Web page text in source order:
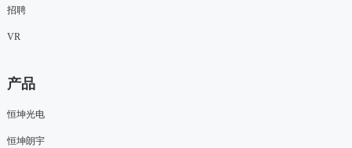
招聘
VR
产品
恒坤光电
恒坤朗宇